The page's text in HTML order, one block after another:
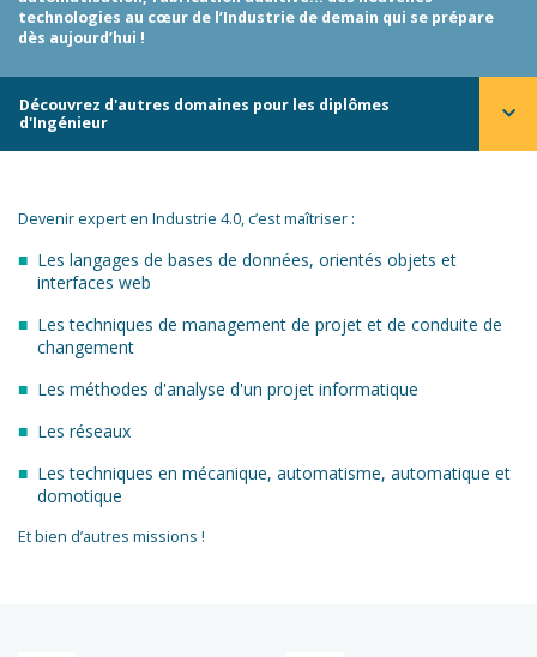
technologies au cœur de l’Industrie de demain qui se prépare
dès aujourd’hui !
Découvrez d'autres domaines pour les diplômes
d'Ingénieur
Devenir expert en Industrie 4.0, c’est maîtriser :
Les langages de bases de données, orientés objets et
interfaces web
Les techniques de management de projet et de conduite de
changement
Les méthodes d'analyse d'un projet informatique
Les réseaux
Les techniques en mécanique, automatisme, automatique et
domotique
Et bien d’autres missions !